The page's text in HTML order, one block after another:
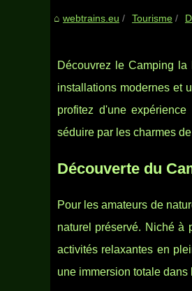
webtrains.eu Tourisme
Découvrez le Camping
installations modernes et
profitez d'une
séduire par les charmes
Découverte du
Pour les amateurs de
naturel préservé. Niché à
activités relaxantes en
une immersion totale dans